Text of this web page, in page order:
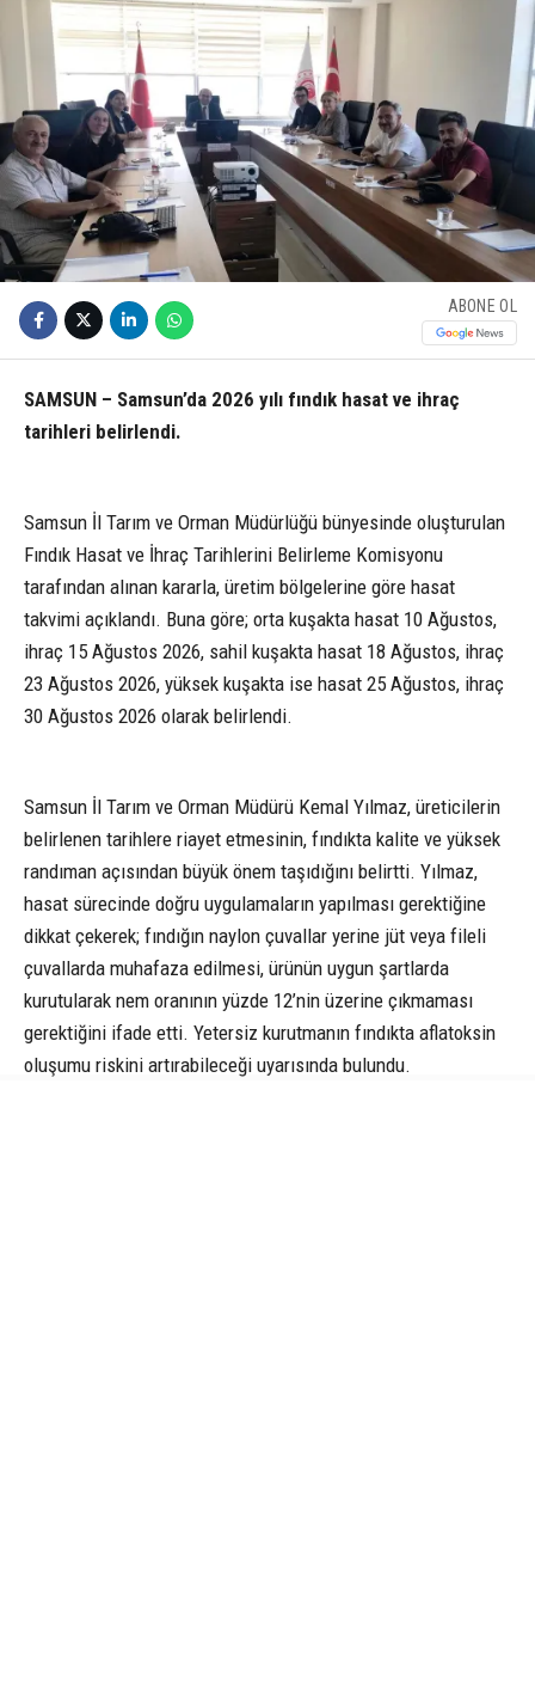
ABONE OL
SAMSUN – Samsun’da 2026 yılı fındık hasat ve ihraç
tarihleri belirlendi.
Samsun İl Tarım ve Orman Müdürlüğü bünyesinde oluşturulan
Fındık Hasat ve İhraç Tarihlerini Belirleme Komisyonu
tarafından alınan kararla, üretim bölgelerine göre hasat
takvimi açıklandı. Buna göre; orta kuşakta hasat 10 Ağustos,
ihraç 15 Ağustos 2026, sahil kuşakta hasat 18 Ağustos, ihraç
23 Ağustos 2026, yüksek kuşakta ise hasat 25 Ağustos, ihraç
30 Ağustos 2026 olarak belirlendi.
Samsun İl Tarım ve Orman Müdürü Kemal Yılmaz, üreticilerin
belirlenen tarihlere riayet etmesinin, fındıkta kalite ve yüksek
randıman açısından büyük önem taşıdığını belirtti. Yılmaz,
hasat sürecinde doğru uygulamaların yapılması gerektiğine
dikkat çekerek; fındığın naylon çuvallar yerine jüt veya fileli
çuvallarda muhafaza edilmesi, ürünün uygun şartlarda
kurutularak nem oranının yüzde 12’nin üzerine çıkmaması
gerektiğini ifade etti. Yetersiz kurutmanın fındıkta aflatoksin
oluşumu riskini artırabileceği uyarısında bulundu.